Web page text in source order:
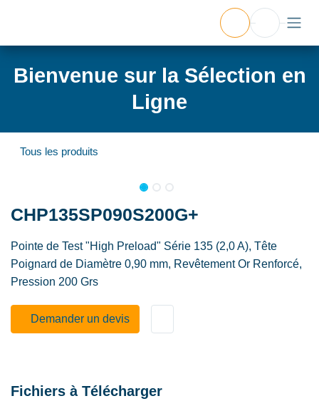
Bienvenue sur la Sélection en
Ligne
Tous les produits
CHP135SP090S200G+
Pointe de Test "High Preload" Série 135 (2,0 A), Tête
Poignard de Diamètre 0,90 mm, Revêtement Or Renforcé,
Pression 200 Grs
Demander un de​​vis​​
Fichiers à Télécharger